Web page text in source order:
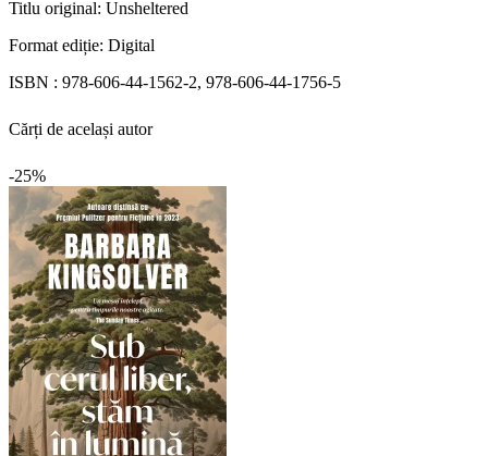
Titlu original: Unsheltered
Format ediție: Digital
ISBN : 978-606-44-1562-2, 978-606-44-1756-5
Cărți de același autor
-25%